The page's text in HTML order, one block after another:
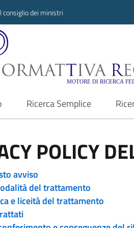
consiglio dei ministri
Ricerca Semplice
POLICY
avviso
del trattamento
e liceità del trattamento